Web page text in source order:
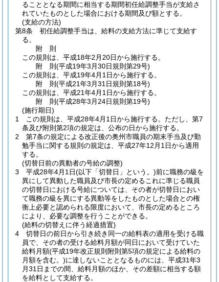
ることとなる期間に相当する期間初任給調整手当が支給さ
れていたものとした場合における期間及び額とする。
(支給の方法)
第8条
初任給調整手当は、給料の支給方法に準じて支給す
る。
附 則
この規則は、平成18年2月20日から施行する。
附 則(平成19年3月30日規則第29号)
この規則は、平成19年4月1日から施行する。
附 則(平成21年3月31日規則第18号)
この規則は、平成21年4月1日から施行する。
附 則(平成28年3月24日規則第19号)
(施行期日)
1
この規則は、平成28年4月1日から施行する。 ただし、第7
条及び附則第2項の規定は、公布の日から施行する。
2
第7条の規定による改正後の奥州市職員の期末手当及び勤
勉手当に関する規則の規定は、平成27年12月1日から適用
する。
(切替日前の異動者の号給の調整)
3
平成28年4月1日(以下「切替日」という。)前に職務の級を
異にして異動した職員及び市長の定めるこれに準じる職員
の切替日における号給については、その者が切替日におい
て職務の級を異にする異動等をしたものとした場合との権
衡上必要と認められる限度において、市長の定めるところ
により、必要な調整を行うことができる。
(給料の切替えに伴う経過措置)
4
切替日の前日から引き続き同一の給料表の適用を受ける職
員で、その者の受ける給料月額が同日において受けていた
給料月額(平成19年改正規則附則第5項の規定による給料の
月額を含む。)に達しないこととなるものには、平成31年3
月31日までの間、給料月額のほか、その差額に相当する額
を給料として支給する。